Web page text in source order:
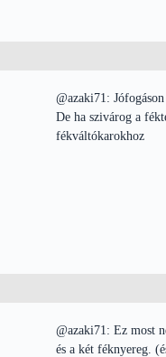
@azaki71:
De ha szivárog a
fékváltókarokhoz
@azaki71: Ez most
és a két féknyereg.